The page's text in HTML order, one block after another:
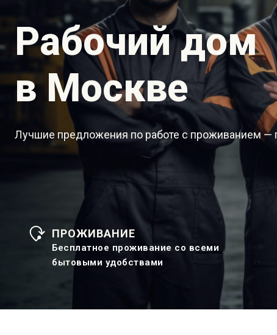
Рабочий дом
в Москве
Лучшие предложения по работе с проживанием —
ПРОЖИВАНИЕ
Бесплатное проживание со всеми
бытовыми удобствами